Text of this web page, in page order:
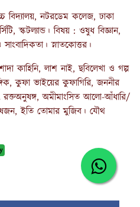
বিদ্যালয়, নটরডেম কলেজ, ঢাকা
স্কটল্যান্ড। বিষয় : ওষুধ বিজ্ঞান,
স্নাতকোত্তর।
কাহিনি, লাশ নাই, ছবিলেখা ও গল্প
কুফা ভাইয়ের কুফাগিরি, জননীর
অমীমাংসিত আলো-আঁধারি/
ইতি তোমার মুজিব। যৌথ